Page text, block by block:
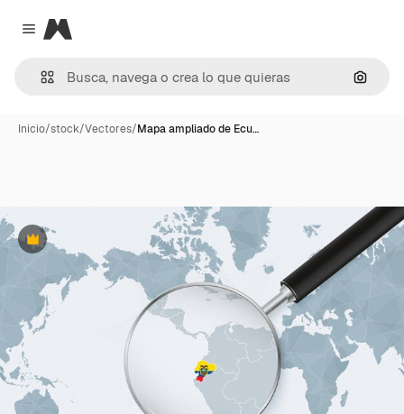
Close menu
Magnific
Inicio/stock/Vectores/Mapa ampliado de Ecu…
Premium